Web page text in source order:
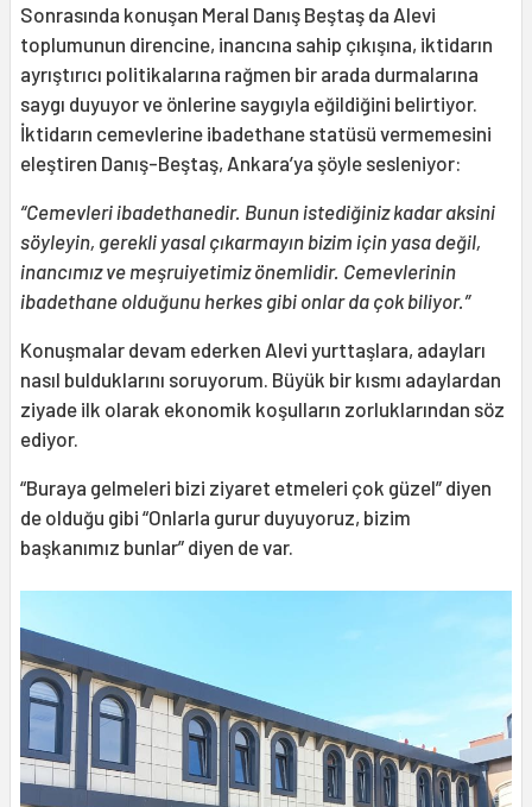
Sonrasında konuşan Meral Danış Beştaş da Alevi
toplumunun direncine, inancına sahip çıkışına, iktidarın
ayrıştırıcı politikalarına rağmen bir arada durmalarına
saygı duyuyor ve önlerine saygıyla eğildiğini belirtiyor.
İktidarın cemevlerine ibadethane statüsü vermemesini
eleştiren Danış-Beştaş, Ankara’ya şöyle sesleniyor:
“Cemevleri ibadethanedir. Bunun istediğiniz kadar aksini
söyleyin, gerekli yasal çıkarmayın bizim için yasa değil,
inancımız ve meşruiyetimiz önemlidir. Cemevlerinin
ibadethane olduğunu herkes gibi onlar da çok biliyor.”
Konuşmalar devam ederken Alevi yurttaşlara, adayları
nasıl bulduklarını soruyorum. Büyük bir kısmı adaylardan
ziyade ilk olarak ekonomik koşulların zorluklarından söz
ediyor.
“Buraya gelmeleri bizi ziyaret etmeleri çok güzel” diyen
de olduğu gibi “Onlarla gurur duyuyoruz, bizim
başkanımız bunlar” diyen de var.